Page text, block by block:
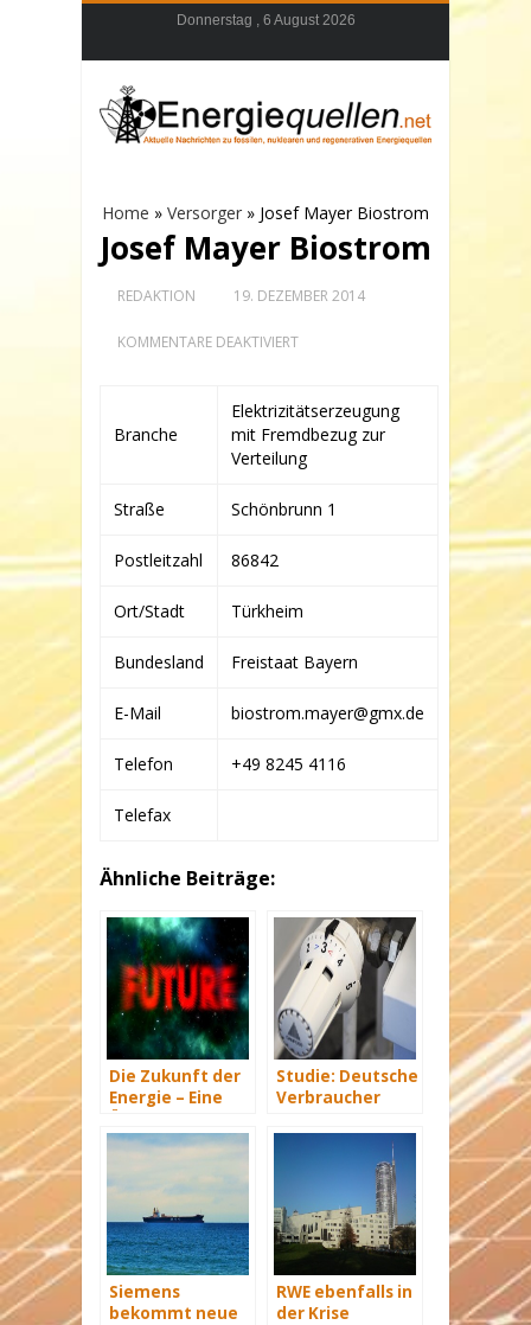
Donnerstag , 6 August 2026
Home » Versorger » Josef Mayer Biostrom
Josef Mayer Biostrom
REDAKTION 19. DEZEMBER 2014
KOMMENTARE DEAKTIVIERTFÜR
Branche
Elektrizitätserzeugung
mit Fremdbezug zur
Verteilung
Straße Schönbrunn 1
Postleitzahl 86842
Ort/Stadt Türkheim
Bundesland Freistaat Bayern
E-Mail biostrom.mayer@gmx.de
Telefon +49 8245 4116
Telefax
Ähnliche Beiträge:
Die Zukunft der
Energie – Eine
Studie: Deutsche
Verbraucher
Hunderte Euro
an Heizkosten
Siemens
bekommt neue
RWE ebenfalls in
der Krise